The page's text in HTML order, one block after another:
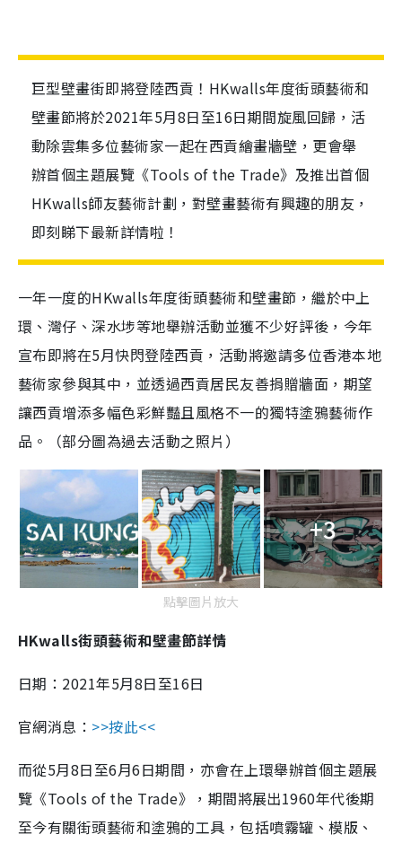
巨型壁畫街即將登陸西貢！HKwalls年度街頭藝術和
壁畫節將於2021年5月8日至16日期間旋風回歸，活
動除雲集多位藝術家一起在西貢繪畫牆壁，更會舉
辦首個主題展覽《Tools of the Trade》及推出首個
HKwalls師友藝術計劃，對壁畫藝術有興趣的朋友，
即刻睇下最新詳情啦！
一年一度的HKwalls年度街頭藝術和壁畫節，繼於中上
環、灣仔、深水埗等地舉辦活動並獲不少好評後，今年
宣布即將在5月快閃登陸西貢，活動將邀請多位香港本地
藝術家參與其中，並透過西貢居民友善捐贈牆面，期望
讓西貢增添多幅色彩鮮豔且風格不一的獨特塗鴉藝術作
品。（部分圖為過去活動之照片）
+3
點擊圖片放大
HKwalls街頭藝術和壁畫節詳情
日期：2021年5月8日至16日
官網消息： >>按此<<
而從5月8日至6月6日期間，亦會在上環舉辦首個主題展
覽《Tools of the Trade》，期間將展出1960年代後期
至今有關街頭藝術和塗鴉的工具，包括噴霧罐、模版、